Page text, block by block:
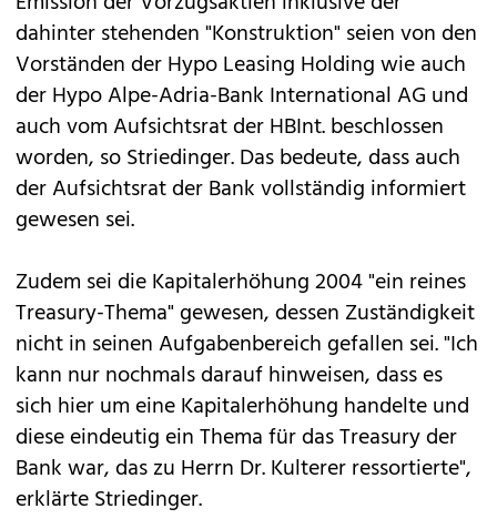
dahinter stehenden "Konstruktion" seien von den
Vorständen der Hypo Leasing Holding wie auch
der Hypo Alpe-Adria-Bank International AG und
auch vom Aufsichtsrat der HBInt. beschlossen
worden, so Striedinger. Das bedeute, dass auch
der Aufsichtsrat der Bank vollständig informiert
gewesen sei.
Zudem sei die Kapitalerhöhung 2004 "ein reines
Treasury-Thema" gewesen, dessen Zuständigkeit
nicht in seinen Aufgabenbereich gefallen sei. "Ich
kann nur nochmals darauf hinweisen, dass es
sich hier um eine Kapitalerhöhung handelte und
diese eindeutig ein Thema für das Treasury der
Bank war, das zu Herrn Dr. Kulterer ressortierte",
erklärte Striedinger.